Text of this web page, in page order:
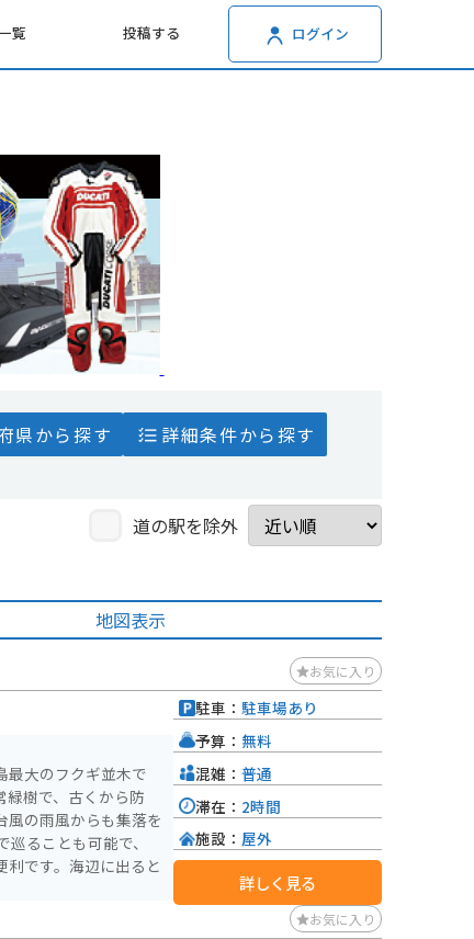
覧 投稿する ログイン
県から探す
詳細条件から探す
道の駅を除外
地図表示
お気に入り
最大のフクギ並木で
緑樹で、古くから防
風の雨風からも集落を
利です。海辺に出ると
駐車： 駐車場あり
予算： 無料
混雑： 普通
滞在： 2時間
施設： 屋外
詳しく見る
お気に入り